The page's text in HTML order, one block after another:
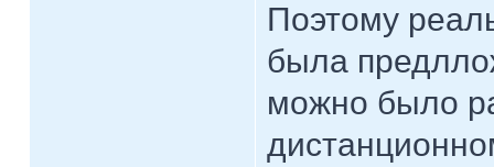
Поэтому
была
можно было